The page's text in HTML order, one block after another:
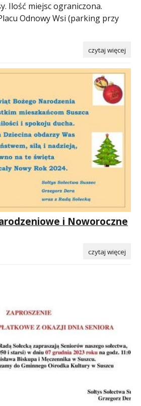
Ilość miejsc ograniczona.
Odnowy Wsi (parking przy
czytaj więcej
i Noworoczne
czytaj więcej